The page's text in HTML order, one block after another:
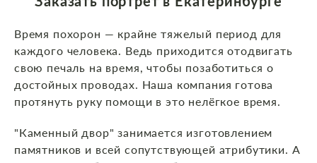
Время похорон — крайне тяжелый период для
каждого человека. Ведь приходится отодвигать
свою печаль на время, чтобы позаботиться о
достойных проводах. Наша компания готова
протянуть руку помощи в это нелёгкое время.
"Каменный двор" занимается изготовлением
памятников и всей сопутствующей атрибутики. А